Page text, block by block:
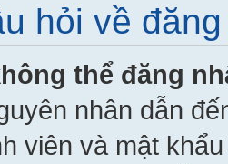
hỏi về
thể đăng
nhân dẫn
viên và mật